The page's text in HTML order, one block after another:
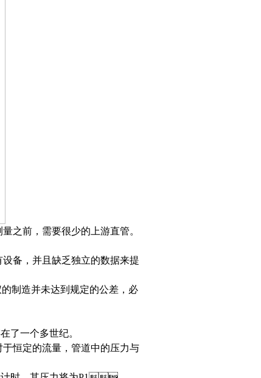
，需要很少的上游直管。
备，并且缺乏独立的数据来提
的制造并未达到规定的公差，必
一个多世纪。
恒定的流量，管道中的压力与